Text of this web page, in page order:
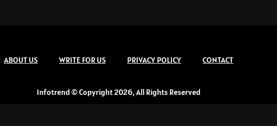
ABOUT US WRITE FOR US PRIVACY POLICY CONTACT
Infotrend © Copyright 2026, All Rights Reserved